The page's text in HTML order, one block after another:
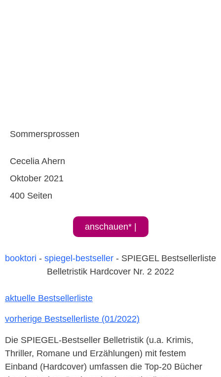
Sommersprossen
Cecelia Ahern
Oktober 2021
400 Seiten
anschauen* |
booktori - spiegel-bestseller - SPIEGEL Bestsellerliste
Belletristik Hardcover Nr. 2 2022
aktuelle Bestsellerliste
vorherige Bestsellerliste (01/2022)
Die SPIEGEL-Bestseller Belletristik (u.a. Krimis,
Thriller, Romane und Erzählungen) mit festem
Einband (Hardcover) umfassen die Top-20 Bücher